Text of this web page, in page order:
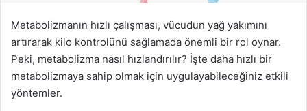
m
e
k
Metabolizmanın hızlı çalışması, vücudun yağ yakımını
artırarak kilo kontrolünü sağlamada önemli bir rol oynar.
Peki, metabolizma nasıl hızlandırılır? İşte daha hızlı bir
metabolizmaya sahip olmak için uygulayabileceğiniz etkili
yöntemler.